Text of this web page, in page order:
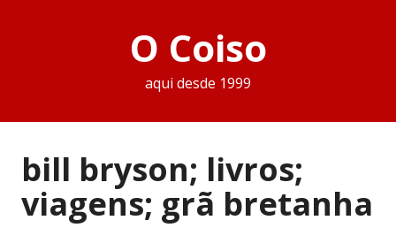
O Coiso
aqui desde 1999
bill bryson; livros;
viagens; grã bretanha